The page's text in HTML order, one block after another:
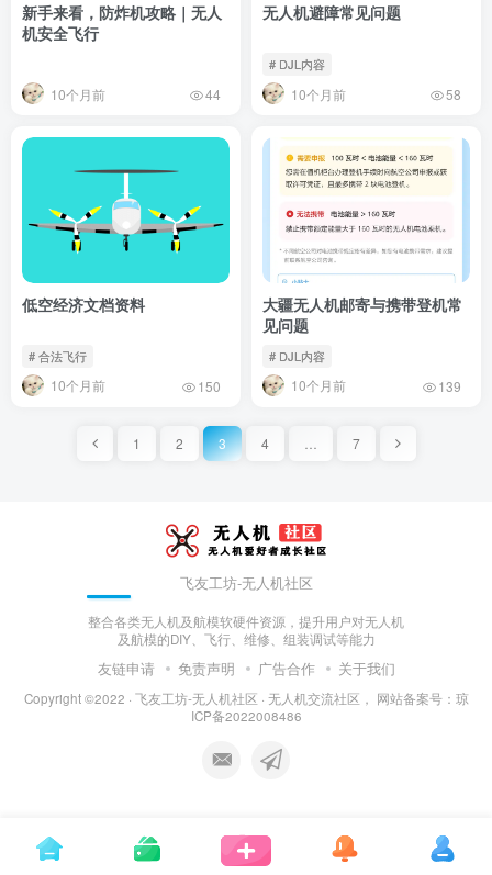
新手来看，防炸机攻略｜无人
机安全飞行
10个月前 44
无人机避障常见问题
# DJL内容
10个月前 58
低空经济文档资料
# 合法飞行
10个月前 150
大疆无人机邮寄与携带登机常
见问题
# DJL内容
10个月前 139
1 2 3 4 7
飞友工坊-无人机社区
整合各类无人机及航模软硬件资源，提升用户对无人机
及航模的DIY、飞行、维修、组装调试等能力
友链申请 免责声明 广告合作 关于我们
Copyright ©2022 · 飞友工坊-无人机社区 · 无人机交流社区， 网站备案号： 琼
ICP备2022008486